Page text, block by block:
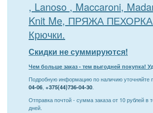
, Lanoso , Maccaroni,
Knit Me, ПРЯЖА
Крючки.
Скидки не суммируются!
Чем больше заказ - тем выгодней покупка!
Подробную информацию по наличию уточняйте
04-06, +375(44)736-04-30.
Отправка почтой - сумма заказа от 10 рублей в
дней.